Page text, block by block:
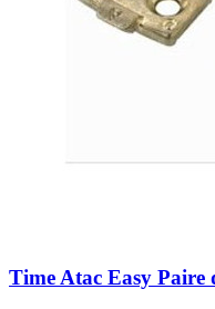
Time Atac Easy Paire